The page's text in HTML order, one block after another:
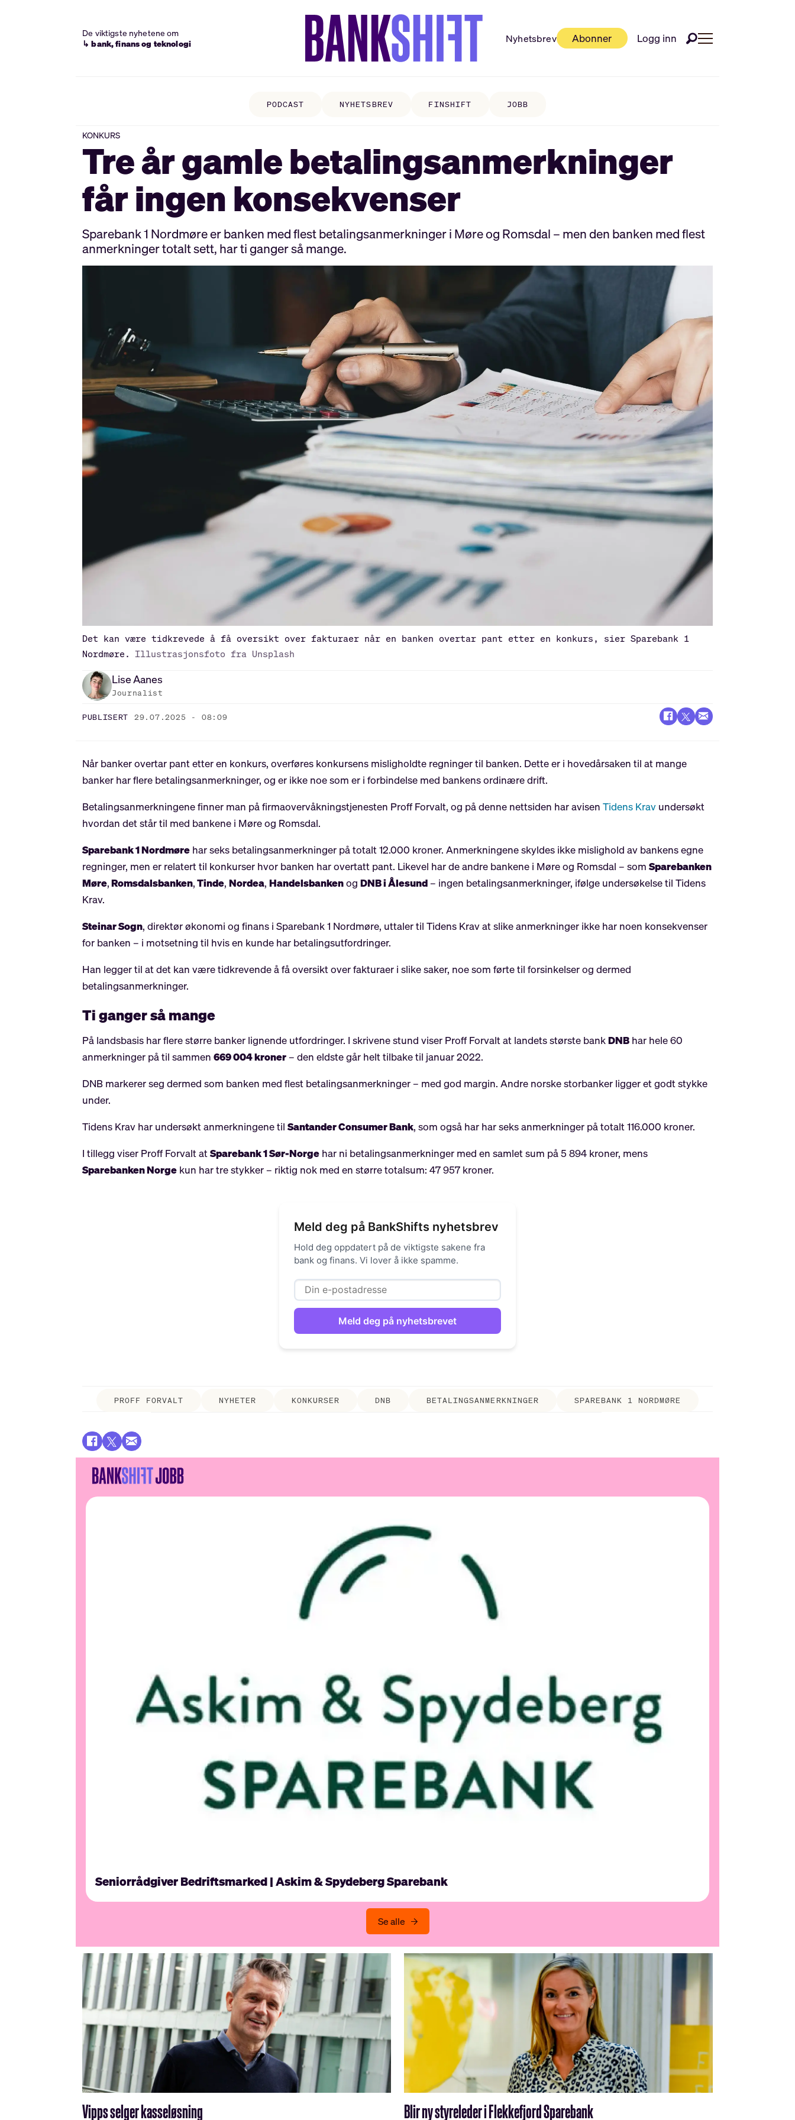
De viktigste nyhetene om
↳ bank, finans og teknologi
Nyhetsbrev Abonner Logg inn
PODCAST NYHETSBREV FINSHIFT JOBB
KONKURS
Tre år gamle betalingsanmerkninger
får ingen konsekvenser
Sparebank 1 Nordmøre er banken med flest betalingsanmerkninger i Møre og Romsdal – men den banken med flest
anmerkninger totalt sett, har ti ganger så mange.
Det kan være tidkrevede å få oversikt over fakturaer når en banken overtar pant etter en konkurs, sier Sparebank 1
Nordmøre. Illustrasjonsfoto fra Unsplash
LiseAanes
Journalist
PUBLISERT 29.07.2025 - 08:09
Når banker overtar pant etter en konkurs, overføres konkursens misligholdte regninger til banken. Dette er i hovedårsaken til at mange
banker har flere betalingsanmerkninger, og er ikke noe som er i forbindelse med bankens ordinære drift.
Betalingsanmerkningene finner man på firmaovervåkningstjenesten Proff Forvalt, og på denne nettsiden har avisenTidens Krav undersøkt
hvordan det står til med bankene i Møre og Romsdal.
Sparebank 1 Nordmøre har seks betalingsanmerkninger på totalt 12.000 kroner. Anmerkningene skyldes ikke mislighold av bankens egne
regninger, men er relatert til konkurser hvor banken har overtatt pant. Likevel har de andre bankene i Møre og Romsdal – somSparebanken
Møre,Romsdalsbanken,Tinde,Nordea,HandelsbankenogDNB i Ålesund– ingen betalingsanmerkninger, ifølge undersøkelse til Tidens
Krav.
Steinar Sogn, direktør økonomi og finans i Sparebank 1 Nordmøre, uttaler til Tidens Krav at slike anmerkninger ikke har noen konsekvenser
for banken – i motsetning til hvis en kunde har betalingsutfordringer.
Han legger til at det kan være tidkrevende å få oversikt over fakturaer i slike saker, noe som førte til forsinkelser og dermed
betalingsanmerkninger.
Ti ganger så mange
På landsbasis har flere større banker lignende utfordringer. I skrivene stund viser Proff Forvalt at landets største bankDNB har hele 60
anmerkninger på til sammen669 004 kroner– den eldste går helt tilbake til januar 2022.
DNB markerer seg dermed som banken med flest betalingsanmerkninger – med god margin. Andre norske storbanker ligger et godt stykke
under.
Tidens Krav har undersøkt anmerkningene tilSantander Consumer Bank, som også har har seks anmerkninger på totalt 116.000 kroner.
I tillegg viser Proff Forvalt atSparebank 1 Sør-Norge har ni betalingsanmerkninger med en samlet sum på 5 894 kroner, mens
Sparebanken Norge kun har tre stykker – riktig nok med en større totalsum: 47 957 kroner.
Meld deg på BankShifts nyhetsbrev
Hold deg oppdatert på de viktigste sakene fra
bank og finans. Vi lover å ikke spamme.
PROFF FORVALT NYHETER KONKURSER DNB BETALINGSANMERKNINGER SPAREBANK 1 NORDMØRE
Seniorrådgiver Bedriftsmarked | Askim & Spydeberg Sparebank
Se alle
Vipps selger kasseløsning Blir ny styreleder i Flekkefjord Sparebank